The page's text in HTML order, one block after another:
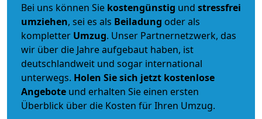
Bei uns können Sie kostengünstig und stressfrei
umziehen, sei es als Beiladung oder als
kompletter Umzug. Unser Partnernetzwerk, das
wir über die Jahre aufgebaut haben, ist
deutschlandweit und sogar international
unterwegs. Holen Sie sich jetzt kostenlose
Angebote und erhalten Sie einen ersten
Überblick über die Kosten für Ihren Umzug.